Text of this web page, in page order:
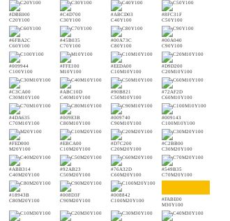
#DBE000
C20Y100
#C4D700
C30Y100
#ABCD03
C40Y100
#8FC31F
C50Y100
#6FBA2C
C60Y100
#45B035
C70Y100
#00A73C
C80Y100
#00A040
C90Y100
#009944
C100Y100
#FFE100
M10Y100
#EEDA00
C10M10Y100
#D9D200
C20M10Y100
#C3CA00
C30M10Y100
#ABC10D
C40M10Y100
#90B821
C50M10Y100
#72AF2D
C60M10Y100
#4DA635
C70M10Y100
#009E3B
C80M10Y100
#009740
C90M10Y100
#009143
C100M10Y100
#FED000
M20Y100
#EBCA00
C10M20Y100
#D7C200
C20M20Y100
#C2BB00
C30M20Y100
#ABB314
C40M20Y100
#92AB23
C50M20Y100
#76A32D
C60M20Y100
#549B35
C70M20Y100
#18943B
C80M20Y100
#008D3F
C90M20Y100
#008842
C100M20Y100
#FABE00
M30Y100